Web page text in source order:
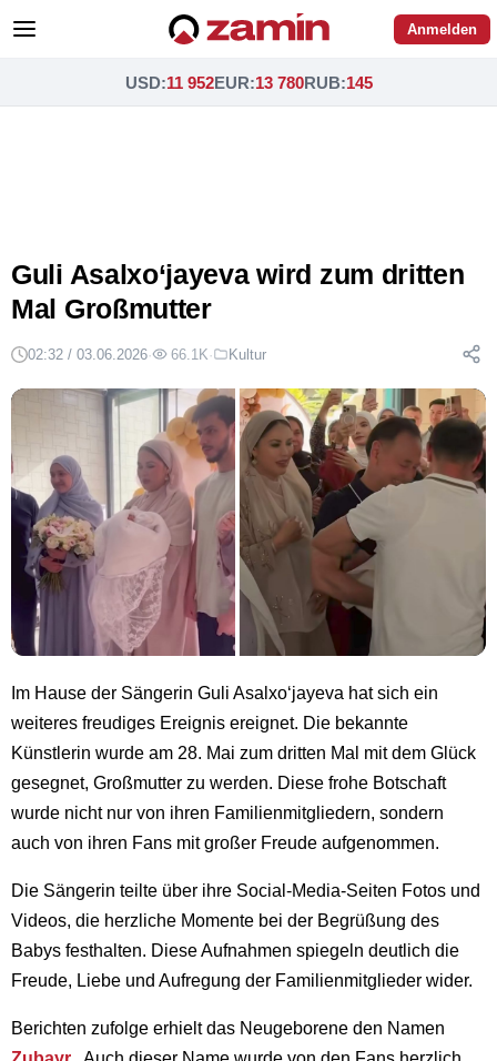
Anmelden
USD:11 952EUR:13 780RUB:145
Guli Asalxo‘jayeva wird zum dritten
Mal Großmutter
02:32 / 03.06.2026· 66.1K· Kultur
Im Hause der Sängerin Guli Asalxo‘jayeva hat sich ein
weiteres freudiges Ereignis ereignet. Die bekannte
Künstlerin wurde am 28. Mai zum dritten Mal mit dem Glück
gesegnet, Großmutter zu werden. Diese frohe Botschaft
wurde nicht nur von ihren Familienmitgliedern, sondern
auch von ihren Fans mit großer Freude aufgenommen.
Die Sängerin teilte über ihre Social-Media-Seiten Fotos und
Videos, die herzliche Momente bei der Begrüßung des
Babys festhalten. Diese Aufnahmen spiegeln deutlich die
Freude, Liebe und Aufregung der Familienmitglieder wider.
Berichten zufolge erhielt das Neugeborene den Namen